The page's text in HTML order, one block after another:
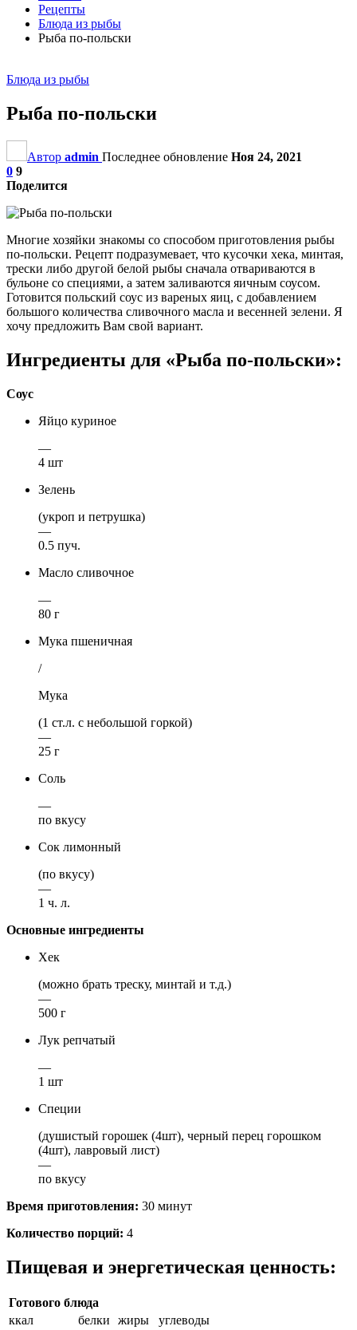
Рецепты
Блюда из рыбы
Рыба по-польски
Блюда из рыбы
Рыба по-польски
Автор admin Последнее обновление Ноя 24, 2021
0 9
Поделится
Многие хозяйки знакомы со способом приготовления рыбы
по-польски. Рецепт подразумевает, что кусочки хека, минтая,
трески либо другой белой рыбы сначала отвариваются в
бульоне со специями, а затем заливаются яичным соусом.
Готовится польский соус из вареных яиц, с добавлением
большого количества сливочного масла и весенней зелени. Я
хочу предложить Вам свой вариант.
Ингредиенты для «Рыба по-польски»:
Соус
Яйцо куриное
—
4 шт
Зелень
(укроп и петрушка)
—
0.5 пуч.
Масло сливочное
—
80 г
Мука пшеничная
/
Мука
(1 ст.л. с небольшой горкой)
—
25 г
Соль
—
по вкусу
Сок лимонный
(по вкусу)
—
1 ч. л.
Основные ингредиенты
Хек
(можно брать треску, минтай и т.д.)
—
500 г
Лук репчатый
—
1 шт
Специи
(душистый горошек (4шт), черный перец горошком
(4шт), лавровый лист)
—
по вкусу
Время приготовления: 30 минут
Количество порций: 4
Пищевая и энергетическая ценность:
Готового блюда
ккал
белки жиры углеводы